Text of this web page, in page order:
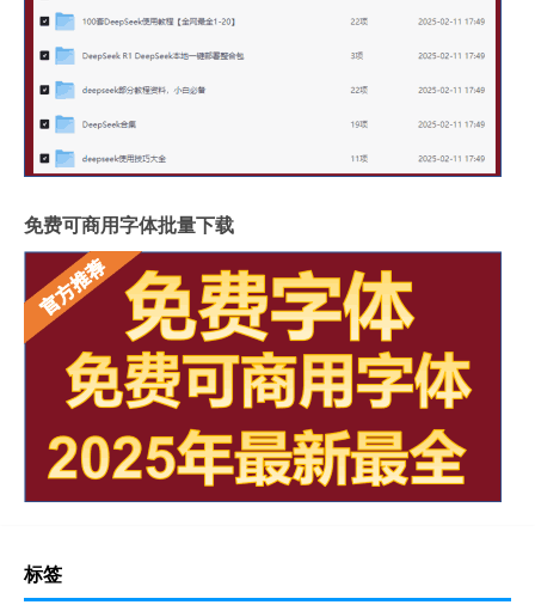
免费可商用字体批量下载
标签